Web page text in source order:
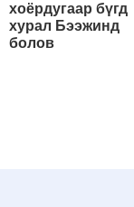
хоёрдугаар бүгд
хурал Бээжинд
болов